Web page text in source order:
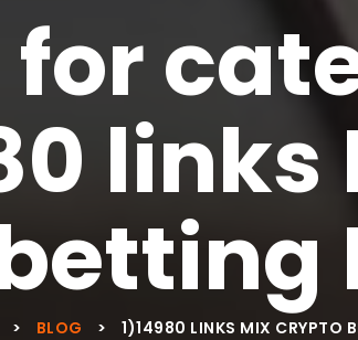
links
> BLOG > 1)14980 LINKS MIX CRYPTO